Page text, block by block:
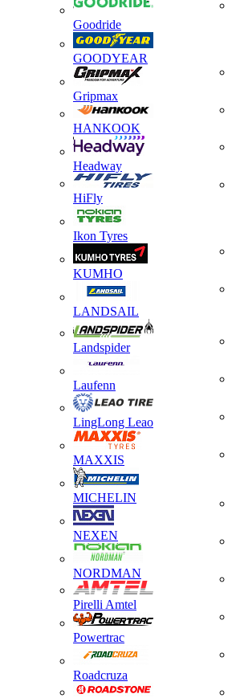
Goodride
GOODYEAR
Gripmax
HANKOOK
Headway
HiFly
Ikon Tyres
KUMHO
LANDSAIL
Landspider
Laufenn
LingLong Leao
MAXXIS
MICHELIN
NEXEN
NORDMAN
Pirelli Amtel
Powertrac
Roadcruza